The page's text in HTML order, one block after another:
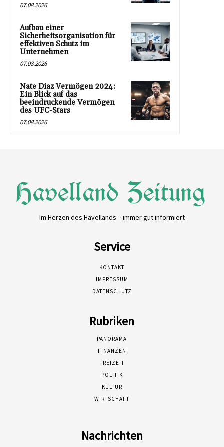
07.08.2026
Aufbau einer
Sicherheitsorganisation für
effektiven Schutz im
Unternehmen
07.08.2026
Nate Diaz Vermögen 2024:
Ein Blick auf das
beeindruckende Vermögen
des UFC-Stars
07.08.2026
Im Herzen des Havellands – immer gut informiert
Service
KONTAKT
IMPRESSUM
DATENSCHUTZ
Rubriken
PANORAMA
FINANZEN
FREIZEIT
POLITIK
KULTUR
WIRTSCHAFT
Nachrichten